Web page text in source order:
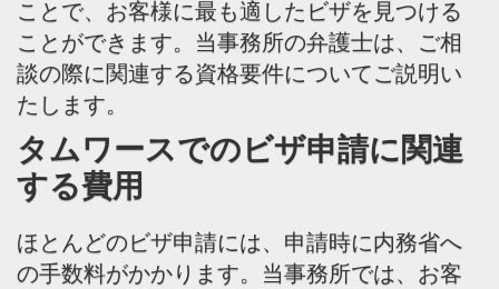
ことで、お客様に最も適したビザを見つける
ことができます。当事務所の弁護士は、ご相
談の際に関連する資格要件についてご説明い
たします。
タムワースでのビザ申請に関連
する費用
ほとんどのビザ申請には、申請時に内務省へ
の手数料がかかります。当事務所では、お客